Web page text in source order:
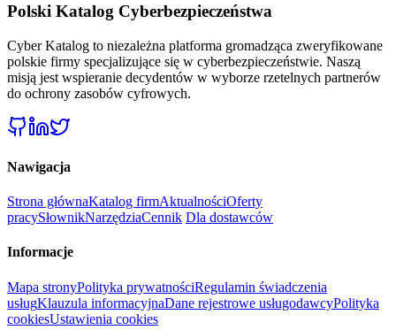
Polski Katalog Cyberbezpieczeństwa
Cyber Katalog to niezależna platforma gromadząca zweryfikowane
polskie firmy specjalizujące się w cyberbezpieczeństwie. Naszą
misją jest wspieranie decydentów w wyborze rzetelnych partnerów
do ochrony zasobów cyfrowych.
Nawigacja
Strona głównaKatalog firmAktualnościOferty
pracySłownikNarzędziaCennik Dla dostawców
Informacje
Mapa stronyPolityka prywatnościRegulamin świadczenia
usługKlauzula informacyjnaDane rejestrowe usługodawcyPolityka
cookiesUstawienia cookies